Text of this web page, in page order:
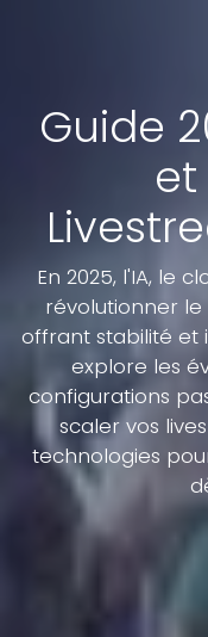
Guide
et
En 2025, l'IA, le
révolutionner
offrant stabilité et
explore les
configurations
scaler vos
technologies